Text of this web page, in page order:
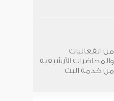
من الفعاليات
والمحاضرات الأرشيفية
من خدمة البث